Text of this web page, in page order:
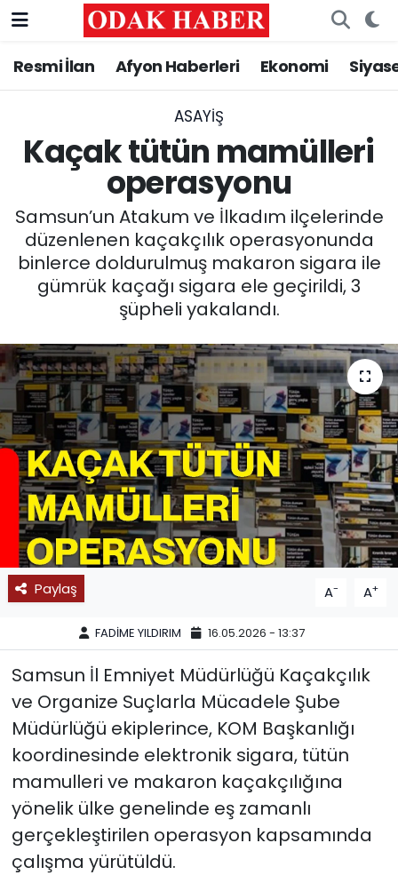
Resmi İlan Afyon Haberleri Ekonomi
ASAYİŞ
Kaçak tütün mamülleri
operasyonu
Samsun’un Atakum ve İlkadım ilçelerinde
düzenlenen kaçakçılık operasyonunda
binlerce doldurulmuş makaron sigara ile
gümrük kaçağı sigara ele geçirildi, 3
şüpheli yakalandı.
Paylaş A- A+
FADİME YILDIRIM 16.05.2026 - 13:37
Samsun İl Emniyet Müdürlüğü Kaçakçılık
ve Organize Suçlarla Mücadele Şube
Müdürlüğü ekiplerince, KOM Başkanlığı
koordinesinde elektronik sigara, tütün
mamulleri ve makaron kaçakçılığına
yönelik ülke genelinde eş zamanlı
gerçekleştirilen operasyon kapsamında
çalışma yürütüldü.
AFYONKARAHİSAR HABERLERİ
ASAYİŞ
SİYASET
EĞİTİM
MAGAZİN
SAĞLIK
SPOR
11:11 MANŞET
Nöbetçi Eczaneler
Trafik Durumu
Süper Lig Puan Durumu ve Fikstür
Tüm Manşetler
Son Dakika Haberleri
Haber Arşivi